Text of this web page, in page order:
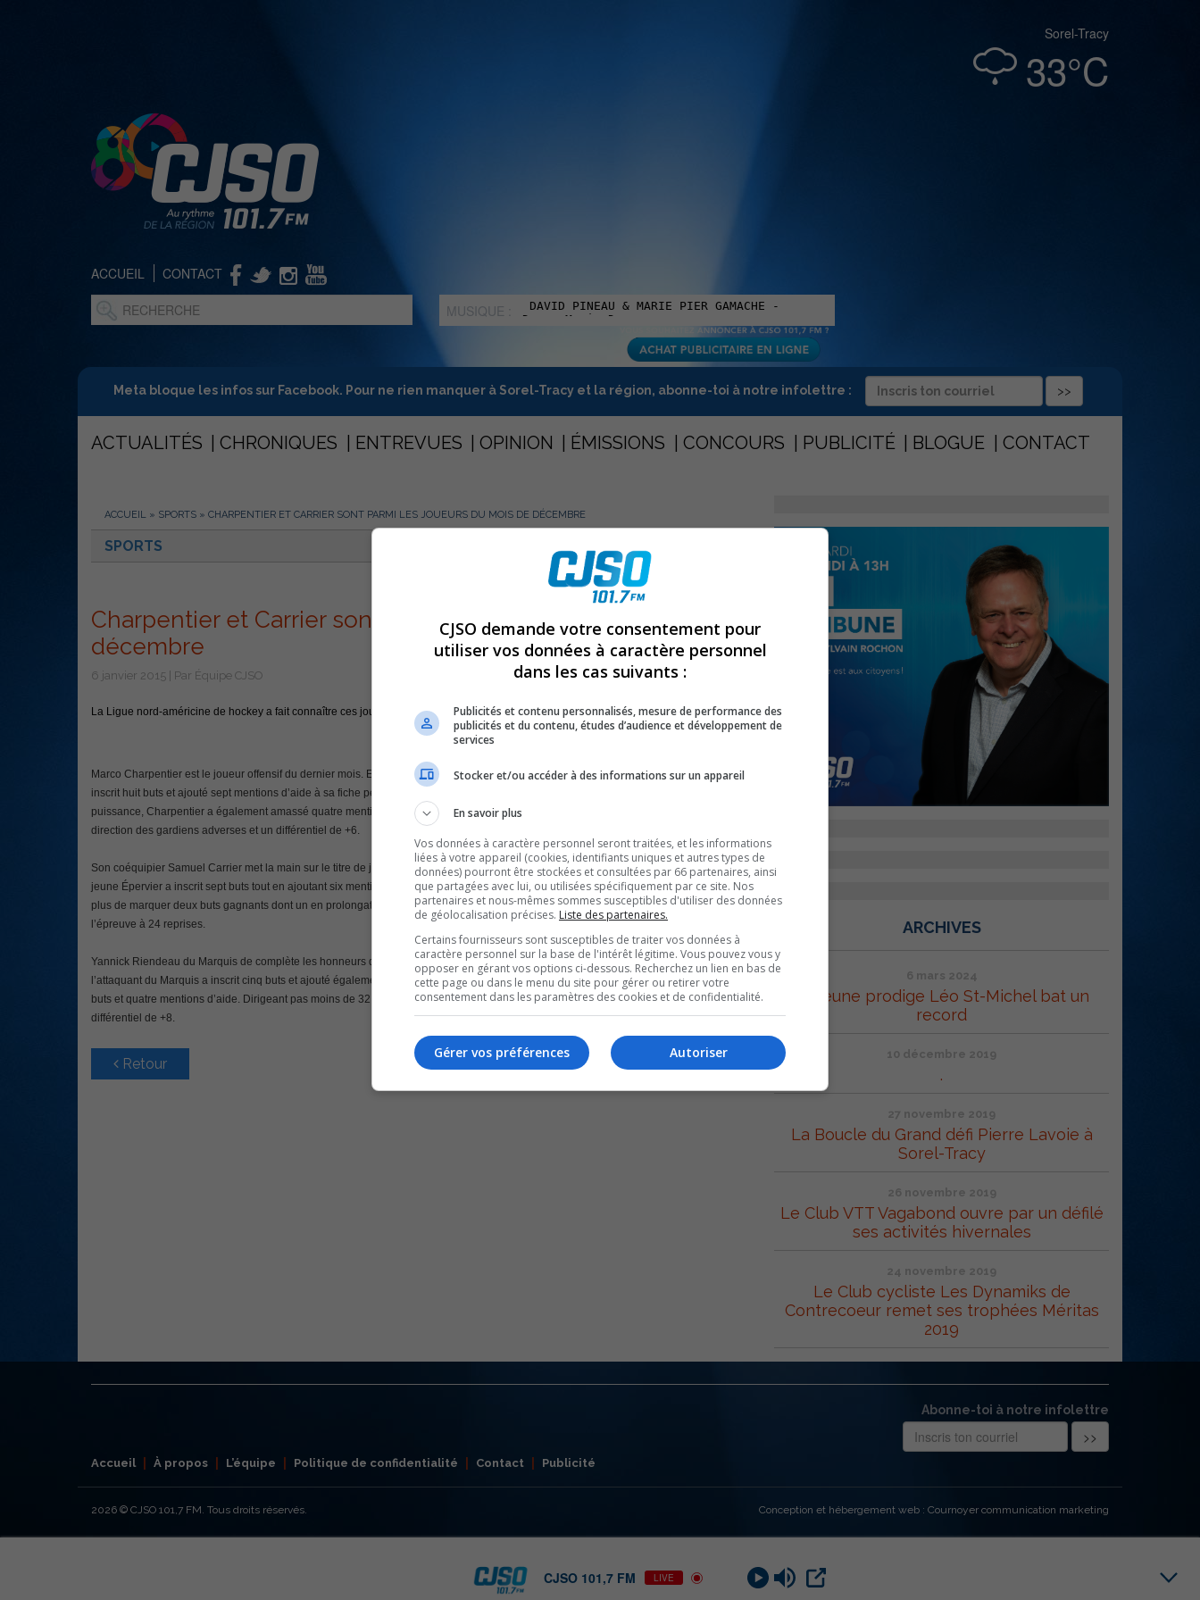
Sorel-Tracy
33°C
ACCUEIL CONTACT
MUSIQUE :
Meta bloque les infos sur Facebook. Pour ne rien manquer à Sorel-Tracy et la région, abonne-toi à notre infolettre :
ACTUALITÉS CHRONIQUES ENTREVUES OPINION ÉMISSIONS CONCOURS PUBLICITÉ BLOGUE CONTACT
ACCUEIL » SPORTS » CHARPENTIER ET CARRIER SONT PARMI LES JOUEURS DU MOIS DE DÉCEMBRE
SPORTS
Charpentier et Carrier sont parmi les joueurs du mois de
décembre
6 janvier 2015 | Par Équipe CJSO
La Ligue nord-américine de hockey a fait connaître ces joueurs les plus méritants du mois de décembre et deux Éperviers en sont.
Marco Charpentier est le joueur offensif du dernier mois. En sept rencontres, l’Épervier nouvellement membre du Club des 500 point a
inscrit huit buts et ajouté sept mentions d’aide à sa fiche personnelle. En plus de marquer un but gagnant et trois buts sur le jeu de
puissance, Charpentier a également amassé quatre mentions d’aide en avantage numérique. Il termine le mois avec 36 lancers en
direction des gardiens adverses et un différentiel de +6.
Son coéquipier Samuel Carrier met la main sur le titre de joueur défensif de même que celui de recrue défensive. En sept rencontres, le
jeune Épervier a inscrit sept buts tout en ajoutant six mentions d’aide. Carrier a été très efficace sur le jeu de puissance avec cinq buts en
plus de marquer deux buts gagnants dont un en prolongation. Il a conservé un différentiel de +5 tout en mettant les gardiens adverses à
l’épreuve à 24 reprises.
Yannick Riendeau du Marquis de complète les honneurs du mois de décembre avec celui de la recrue offensive. En huit parties,
l’attaquant du Marquis a inscrit cinq buts et ajouté également huit mentions d’aide. Il récolta six points sur l’avantage numérique avec deux
buts et quatre mentions d’aide. Dirigeant pas moins de 32 lancers en directions des gardiens adverses, il a également conservé un
différentiel de +8.
Retour
ARCHIVES
6 mars 2024
Le jeune prodige Léo St-Michel bat un
record
10 décembre 2019
.
27 novembre 2019
La Boucle du Grand défi Pierre Lavoie à
Sorel-Tracy
26 novembre 2019
Le Club VTT Vagabond ouvre par un défilé
ses activités hivernales
24 novembre 2019
Le Club cycliste Les Dynamiks de
Contrecoeur remet ses trophées Méritas
2019
Abonne-toi à notre infolettre
Accueil À propos L’équipe Politique de confidentialité Contact Publicité
2026 © CJSO 101,7 FM. Tous droits réservés. Conception et hébergement web : Cournoyer communication marketing
CJSO 101,7 FM LIVE
CJSO demande votre consentement pour
utiliser vos données à caractère personnel
dans les cas suivants :
Publicités et contenu personnalisés, mesure de performance des
publicités et du contenu, études d’audience et développement de
services
Stocker et/ou accéder à des informations sur un appareil
En savoir plus
Vos données à caractère personnel seront traitées, et les informations
liées à votre appareil (cookies, identifiants uniques et autres types de
données) pourront être stockées et consultées par 66 partenaires, ainsi
que partagées avec lui, ou utilisées spécifiquement par ce site. Nos
partenaires et nous-mêmes sommes susceptibles d'utiliser des données
de géolocalisation précises. Liste des partenaires.
Certains fournisseurs sont susceptibles de traiter vos données à
caractère personnel sur la base de l'intérêt légitime. Vous pouvez vous y
opposer en gérant vos options ci-dessous. Recherchez un lien en bas de
cette page ou dans le menu du site pour gérer ou retirer votre
consentement dans les paramètres des cookies et de confidentialité.
Autoriser
Gérer vos préférences